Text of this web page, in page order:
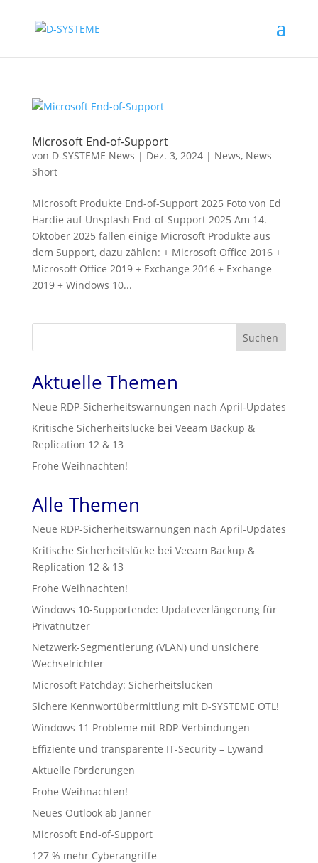
Microsoft End-of-Support
von D-SYSTEME News | Dez. 3, 2024| News, News
Short
Microsoft Produkte End-of-Support 2025 Foto von Ed
Hardie auf Unsplash End-of-Support 2025 Am 14.
Oktober 2025 fallen einige Microsoft Produkte aus
dem Support, dazu zählen: + Microsoft Office 2016 +
Microsoft Office 2019 + Exchange 2016 + Exchange
2019 + Windows 10...
Suchen
Aktuelle Themen
Neue RDP‑Sicherheitswarnungen nach April‑Updates
Kritische Sicherheitslücke bei Veeam Backup &
Replication 12 & 13
Frohe Weihnachten!
Alle Themen
Neue RDP‑Sicherheitswarnungen nach April‑Updates
Kritische Sicherheitslücke bei Veeam Backup &
Replication 12 & 13
Frohe Weihnachten!
Windows 10-Supportende: Updateverlängerung für
Privatnutzer
Netzwerk-Segmentierung (VLAN) und unsichere
Wechselrichter
Microsoft Patchday: Sicherheitslücken
Sichere Kennwortübermittlung mit D-SYSTEME OTL!
Windows 11 Probleme mit RDP-Verbindungen
Effiziente und transparente IT-Security – Lywand
Aktuelle Förderungen
Frohe Weihnachten!
Neues Outlook ab Jänner
Microsoft End-of-Support
127 % mehr Cyberangriffe